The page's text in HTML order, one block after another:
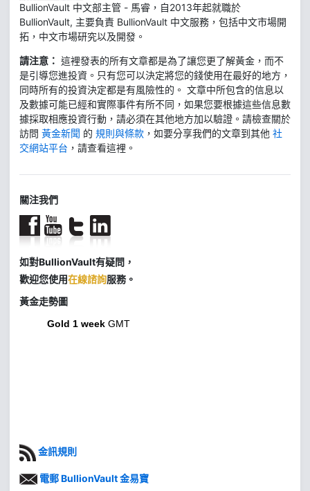
BullionVault 中文部主管 - 馬睿，自2013年起就職於
BullionVault, 主要負責 BullionVault 中文服務，包括中文市場開
拓，中文市場研究以及開發。
請注意： 這裡發表的所有文章都是為了讓您更了解黃金，而不
是引導您進投資。只有您可以決定將您的錢使用在最好的地方，
同時所有的投資決定都是有風險性的。 文章中所包含的信息以
及數據可能已經和實際事件有所不同，如果您要根據這些信息數
據採取相應投資行動，請必須在其他地方加以驗證。請檢查關於
訪問 黃金新聞 的 規則與條款 ，如要分享我們的文章到其他 社
交網站平台 ，請查看這裡。
關注我們
如對BullionVault有疑問，
歡迎您使用在線諮詢服務。
黃金走勢圖
Gold 1 week GMT
金訊規則
電郵 BullionVault 金易寶